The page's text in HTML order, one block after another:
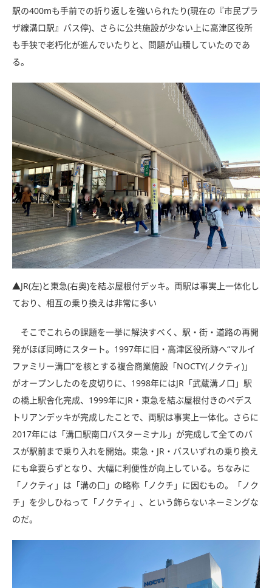
駅の400mも手前での折り返しを強いられたり(現在の『市民プラ
ザ線溝口駅』バス停)、さらに公共施設が少ない上に高津区役所
も手狭で老朽化が進んでいたりと、問題が山積していたのであ
る。
▲JR(左)と東急(右奥)を結ぶ屋根付デッキ。両駅は事実上一体化し
ており、相互の乗り換えは非常に多い
そこでこれらの課題を一挙に解決すべく、駅・街・道路の再開
発がほぼ同時にスタート。1997年に旧・高津区役所跡へ“マルイ
ファミリー溝口”を核とする複合商業施設「NOCTY(ノクティ)」
がオープンしたのを皮切りに、1998年にはJR「武蔵溝ノ口」駅
の橋上駅舎化完成、1999年にJR・東急を結ぶ屋根付きのペデス
トリアンデッキが完成したことで、両駅は事実上一体化。さらに
2017年には「溝口駅南口バスターミナル」が完成して全てのバ
スが駅前まで乗り入れを開始。東急・JR・バスいずれの乗り換え
にも傘要らずとなり、大幅に利便性が向上している。ちなみに
「ノクティ」は「溝の口」の略称「ノクチ」に因むもの。「ノク
チ」を少しひねって「ノクティ」、という飾らないネーミングな
のだ。